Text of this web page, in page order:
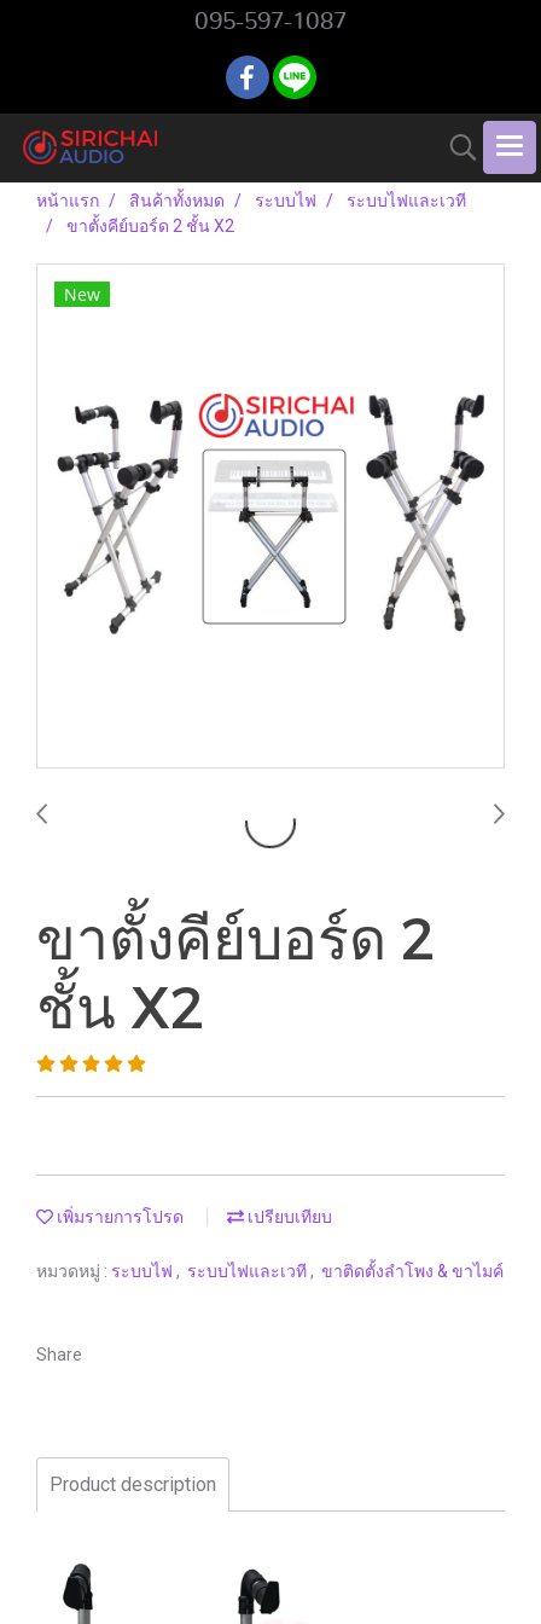
095-597-1087
หน้าแรก สินค้าทั้งหมด ระบบไฟ
ระบบไฟและเวที
ขาตั้งคีย์บอร์ด 2 ชั้น X2
New
ขาตั้งคีย์บอร์ด 2
ชั้น X2
เพิ่มรายการโปรด เปรียบเทียบ
หมวดหมู่ : ระบบไฟ , ระบบไฟและเวที, ขาติดตั้งลำโพง & ขาไมค์
Share
Product description